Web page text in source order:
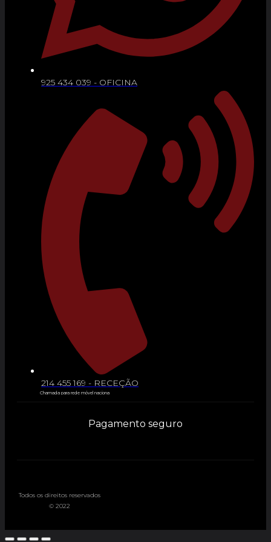
925 434 039 - OFICINA
214 455 169 - RECEÇÃO
Chamada para rede móvel naciona
Pagamento seguro
Todos os direitos reservados
© 2022